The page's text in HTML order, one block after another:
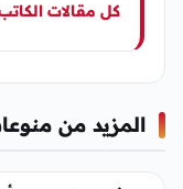
كل مقالات
المزيد من